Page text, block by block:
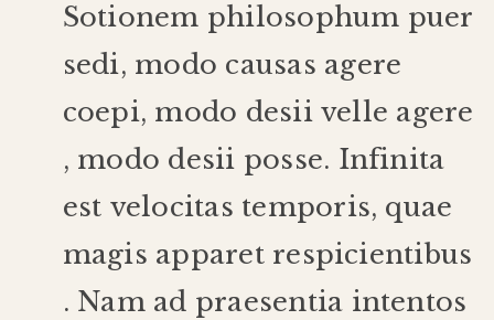
Sotionem philosophum puer
sedi, modo causas agere
coepi, modo desii velle agere
, modo desii posse. Infinita
est velocitas temporis, quae
magis apparet respicientibus
. Nam ad praesentia intentos